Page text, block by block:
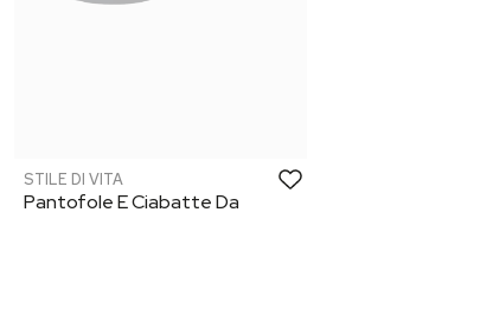
STILE DI VITA
Pantofole E Ciabatte Da